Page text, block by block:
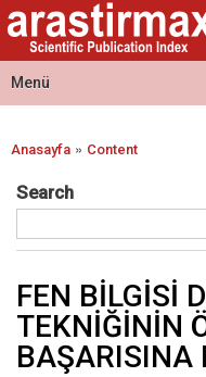
Ana
atla
Arastirmax
- Scientific
Publication
Index
Arastirmax
Scientific
Publication
Index
Menü
Ana menü
Buradasınız
Anasayfa » Content
Search
FEN BİLGİSİ
TEKNİĞİNİN
BAŞARISINA